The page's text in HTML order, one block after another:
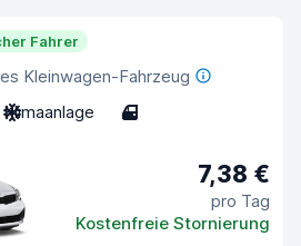
Fahrer
Kleinwagen-Fahrzeug
Klimaanlage 4
7,38 €
pro Tag
Kostenfreie Stornierung